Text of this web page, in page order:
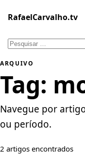
para
conteúdo
RafaelCarvalho.tv
Pesquisar
ARQUIVO
Tag:
Navegue por
ou período.
2 artigos encontrados